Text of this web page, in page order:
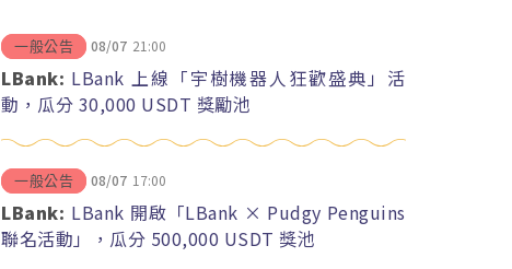
一般公告 08/07 21:00
LBank: LBank 上線「宇樹機器人狂歡盛典」活
動，瓜分 30,000 USDT 獎勵池
一般公告 08/07 17:00
LBank: LBank 開啟「LBank × Pudgy Penguins
聯名活動」，瓜分 500,000 USDT 獎池